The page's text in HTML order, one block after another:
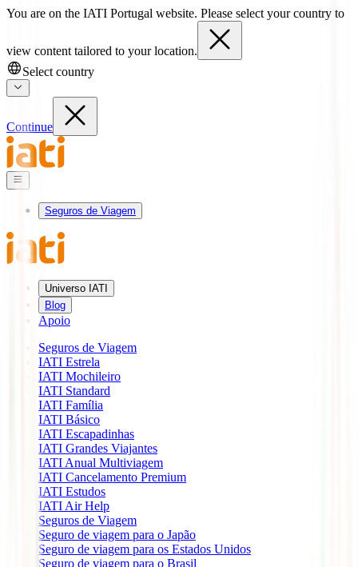
You are on the IATI Portugal website. Please select your country to
view content tailored to your location.
Select country
Continue
Seguros de Viagem
Universo IATI
Blog
Apoio
Seguros de Viagem
IATI Estrela
IATI Mochileiro
IATI Standard
IATI Família
IATI Básico
IATI Escapadinhas
IATI Grandes Viajantes
IATI Anual Multiviagem
IATI Cancelamento Premium
IATI Estudos
IATI Air Help
Seguros de Viagem
Seguro de viagem para o Japão
Seguro de viagem para os Estados Unidos
Seguro de viagem para o Brasil